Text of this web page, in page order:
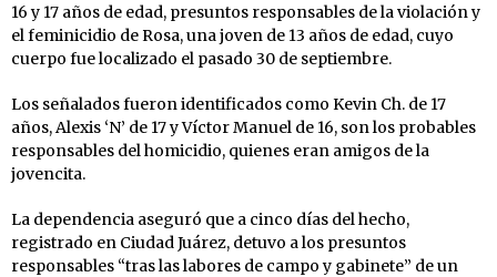
16 y 17 años de edad, presuntos responsables de la violación y
el feminicidio de Rosa, una joven de 13 años de edad, cuyo
cuerpo fue localizado el pasado 30 de septiembre.
Los señalados fueron identificados como Kevin Ch. de 17
años, Alexis ‘N’ de 17 y Víctor Manuel de 16, son los probables
responsables del homicidio, quienes eran amigos de la
jovencita.
La dependencia aseguró que a cinco días del hecho,
registrado en Ciudad Juárez, detuvo a los presuntos
responsables “tras las labores de campo y gabinete” de un